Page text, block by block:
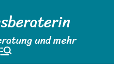
und mehr